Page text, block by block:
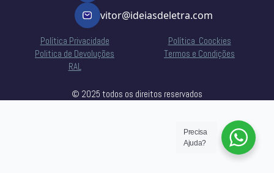
vitor@ideiasdeletra.com
Política Privacidade
Política Coockies
Politica de Devoluções
Termos e Condições
RAL
© 2025 todos os direitos reservados
Precisa
Ajuda?